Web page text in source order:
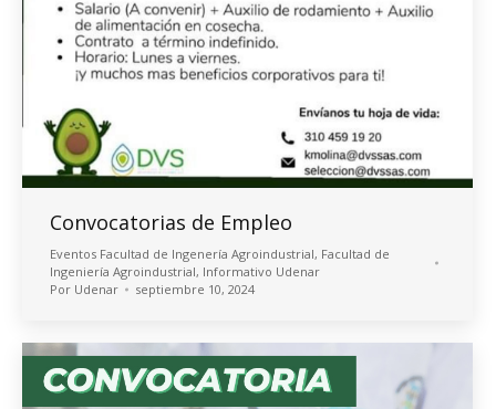
Convocatorias de Empleo
Eventos Facultad de Ingenería Agroindustrial, Facultad de
Ingeniería Agroindustrial, Informativo Udenar
Por Udenar septiembre 10, 2024